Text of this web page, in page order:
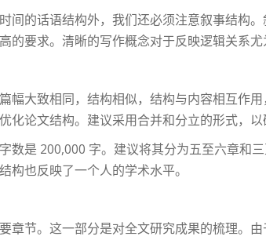
间的话语结构外，我们还必须注意叙事结构
的要求。清晰的写作概念对于反映逻辑关系尤
幅大致相同，结构相似，结构与内容相互作
化论文结构。建议采用合并和分立的形式，以
数是 200,000 字。建议将其分为五至六章和
构也反映了一个人的学术水平。
章节。这一部分是对全文研究成果的梳理。